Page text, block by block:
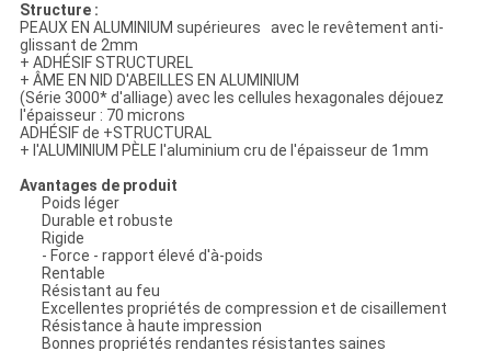
Structure :
PEAUX EN ALUMINIUM supérieures avec le revêtement anti-
glissant de 2mm
+ ADHÉSIF STRUCTUREL
+ ÂME EN NID D'ABEILLES EN ALUMINIUM
(Série 3000* d'alliage) avec les cellules hexagonales déjouez
l'épaisseur : 70 microns
ADHÉSIF de +STRUCTURAL
+ l'ALUMINIUM PÈLE l'aluminium cru de l'épaisseur de 1mm
Avantages de produit
Poids léger
Durable et robuste
Rigide
- Force - rapport élevé d'à-poids
Rentable
Résistant au feu
Excellentes propriétés de compression et de cisaillement
Résistance à haute impression
Bonnes propriétés rendantes résistantes saines